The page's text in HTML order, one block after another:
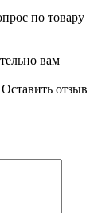
по товару
вам
Оставить отзыв